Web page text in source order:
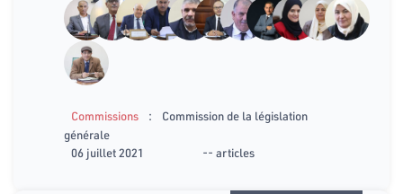
Commissions :
Commission de la législation
générale
06 juillet 2021
-- articles